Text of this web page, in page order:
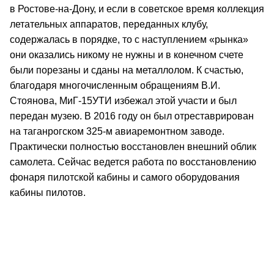
в Ростове-на-Дону, и если в советское время коллекция
летательных аппаратов, переданных клубу,
содержалась в порядке, то с наступлением «рынка»
они оказались никому не нужны и в конечном счете
были порезаны и сданы на металлолом. К счастью,
благодаря многочисленным обращениям В.И.
Стоянова, МиГ-15УТИ избежал этой участи и был
передан музею. В 2016 году он был отреставрирован
на таганрогском 325-м авиаремонтном заводе.
Практически полностью восстановлен внешний облик
самолета. Сейчас ведется работа по восстановлению
фонаря пилотской кабины и самого оборудования
кабины пилотов.